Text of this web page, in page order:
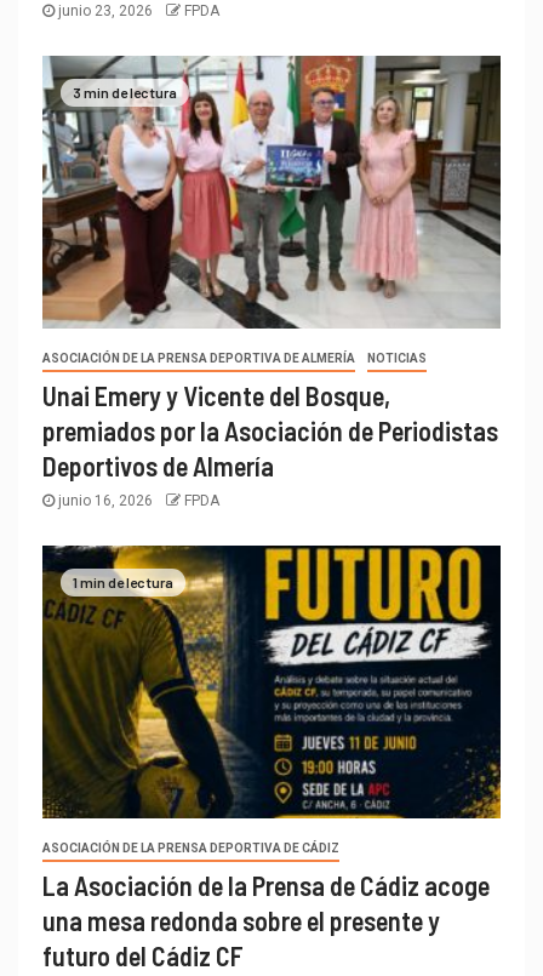
junio 23, 2026 FPDA
3 min de lectura
ASOCIACIÓN DE LA PRENSA DEPORTIVA DE ALMERÍA NOTICIAS
Unai Emery y Vicente del Bosque,
premiados por la Asociación de Periodistas
Deportivos de Almería
junio 16, 2026 FPDA
1 min de lectura
ASOCIACIÓN DE LA PRENSA DEPORTIVA DE CÁDIZ
La Asociación de la Prensa de Cádiz acoge
una mesa redonda sobre el presente y
futuro del Cádiz CF